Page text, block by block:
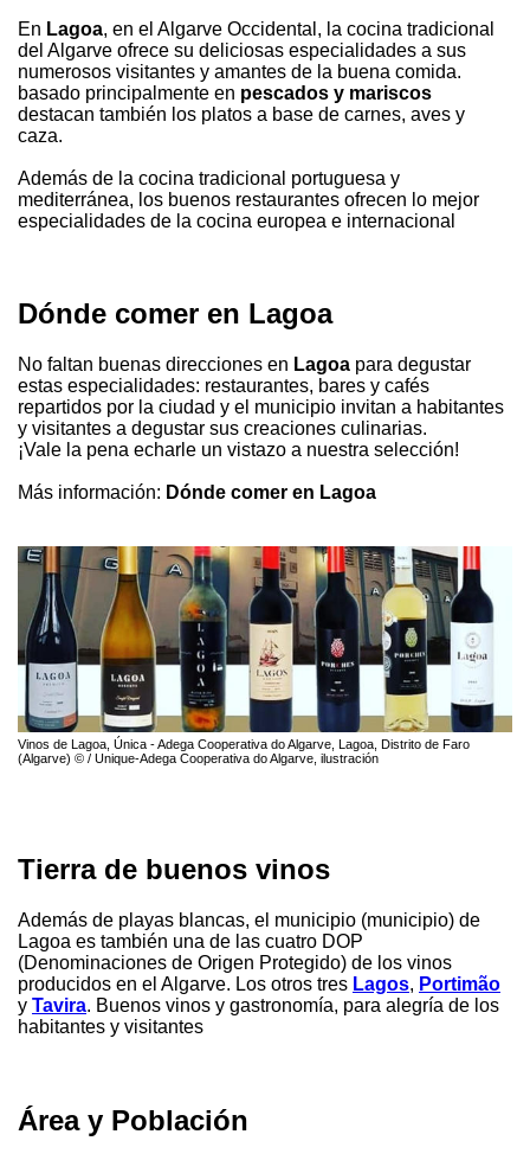
En Lagoa, en el Algarve Occidental, la cocina tradicional
del Algarve ofrece su deliciosas especialidades a sus
numerosos visitantes y amantes de la buena comida.
basado principalmente en pescados y mariscos
destacan también los platos a base de carnes, aves y
caza.
Además de la cocina tradicional portuguesa y
mediterránea, los buenos restaurantes ofrecen lo mejor
especialidades de la cocina europea e internacional
Dónde comer en Lagoa
No faltan buenas direcciones en Lagoa para degustar
estas especialidades: restaurantes, bares y cafés
repartidos por la ciudad y el municipio invitan a habitantes
y visitantes a degustar sus creaciones culinarias.
¡Vale la pena echarle un vistazo a nuestra selección!
Más información: Dónde comer en Lagoa
Vinos de Lagoa, Única - Adega Cooperativa do Algarve, Lagoa, Distrito de Faro
(Algarve) © / Unique-Adega Cooperativa do Algarve, ilustración
Tierra de buenos vinos
Además de playas blancas, el municipio (municipio) de
Lagoa es también una de las cuatro DOP
(Denominaciones de Origen Protegido) de los vinos
producidos en el Algarve. Los otros tres Lagos, Portimão
y Tavira. Buenos vinos y gastronomía, para alegría de los
habitantes y visitantes
Área y Población